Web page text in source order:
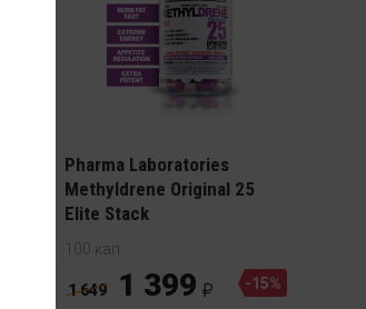
Pharma Laboratories
Methyldrene Original 25
Elite Stack
100 кап
1 649 1 399 -15%